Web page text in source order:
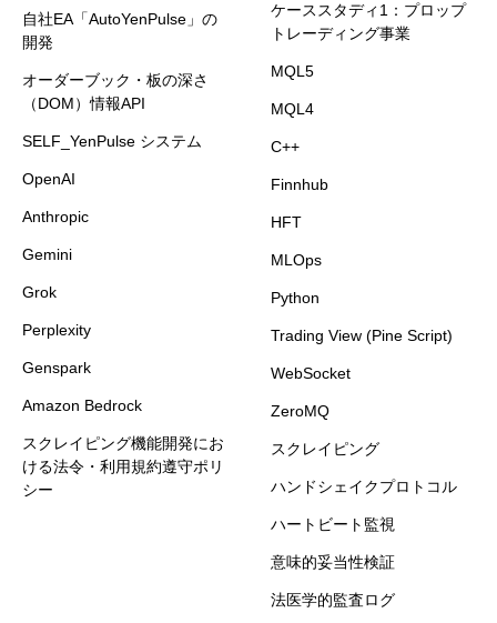
自社EA「AutoYenPulse」の
開発
オーダーブック・板の深さ
（DOM）情報API
SELF_YenPulse システム
OpenAI
Anthropic
Gemini
Grok
Perplexity
Genspark
Amazon Bedrock
スクレイピング機能開発にお
ける法令・利用規約遵守ポリ
シー
ケーススタディ1：プロップ
トレーディング事業
MQL5
MQL4
C++
Finnhub
HFT
MLOps
Python
Trading View (Pine Script)
WebSocket
ZeroMQ
スクレイピング
ハンドシェイクプロトコル
ハートビート監視
意味的妥当性検証
法医学的監査ログ